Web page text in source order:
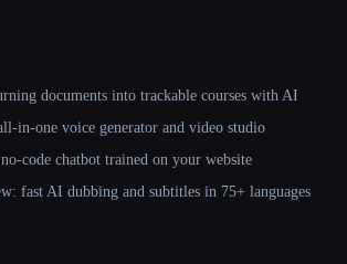
documents into trackable courses with AI
in-one voice generator and video studio
code chatbot trained on your website
fast AI dubbing and subtitles in 75+ languages